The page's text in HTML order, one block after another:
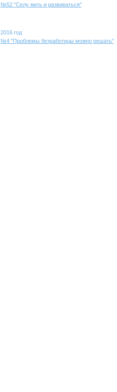
№52 "Селу жить и развиваться"
2016 год
№4 "Проблемы безработицы можно решать"